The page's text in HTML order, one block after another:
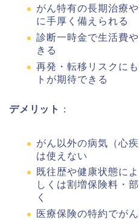
がん特有の長期治療
に手厚く備えられる
診断一時金で生活費
きる
再発・転移リスクに
トが期待できる
デメリット ：
がん以外の病気（心
は使えない
既往歴や健康状態に
しくは割増保険料・
く
医療保険の特約でが